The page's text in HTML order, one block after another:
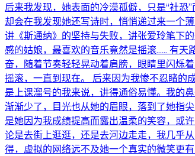
后来我发现，她表面的冷漠孤僻，只是“社恐
却会在我发现她还写诗时，悄悄递过来一个
讲《斯通纳》的坚持与失败，讲张爱玲笔下
感的姑娘，最喜欢的音乐竟然是摇滚...... 有
奋，随着节奏轻轻晃动着肩膀，眼睛里闪烁
摇滚，一直到现在。 后来因为我惨不忍睹的
是上课溜号的我来说，讲得通俗易懂。我的
渐渐少了，目光也从她的眉眼，落到了她指
是她因为我成绩提高而露出温柔的笑容，或
论是去街上逛逛，还是去河边走走，我几乎
得，虚拟的网络远不及她一个真实的微笑更